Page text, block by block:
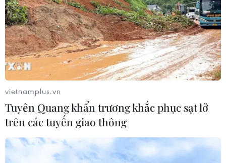
vietnamplus.vn
Tuyên Quang khẩn trương khắc phục sạt lở
trên các tuyến giao thông